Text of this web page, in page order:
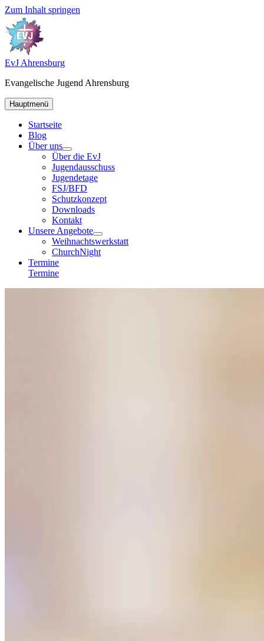
Zum Inhalt springen
EvJ Ahrensburg
Evangelische Jugend Ahrensburg
Hauptmenü
Startseite
Blog
Über uns
Über die EvJ
Jugendausschuss
Jugendetage
FSJ/BFD
Schutzkonzept
Downloads
Kontakt
Unsere Angebote
Weihnachtswerkstatt
ChurchNight
Termine
Termine